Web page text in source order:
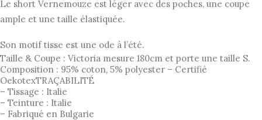
initial
était :
119,00€.
est :
59,50€.
Le short Vernemouze est léger avec des poches, une coupe
ample et une taille élastiquée.
Son motif tisse est une ode à l’été.
Taille & Coupe : Victoria mesure 180cm et porte une taille S.
Composition : 95% coton, 5% polyester – Certifié
OekotexTRAÇABILITÉ
– Tissage : Italie
– Teinture : Italie
– Fabriqué en Bulgarie